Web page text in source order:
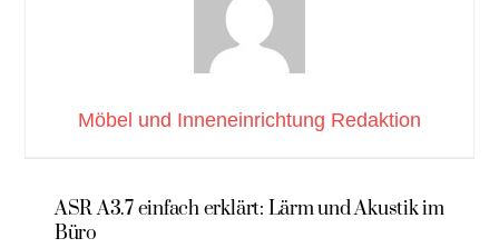
Möbel und Inneneinrichtung Redaktion
ASR A3.7 einfach erklärt: Lärm und Akustik im
Büro